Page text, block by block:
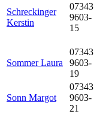
Schreckinger
Kerstin
07343
9603-
15
Sommer Laura
07343
9603-
19
Sonn Margot
07343
9603-
21